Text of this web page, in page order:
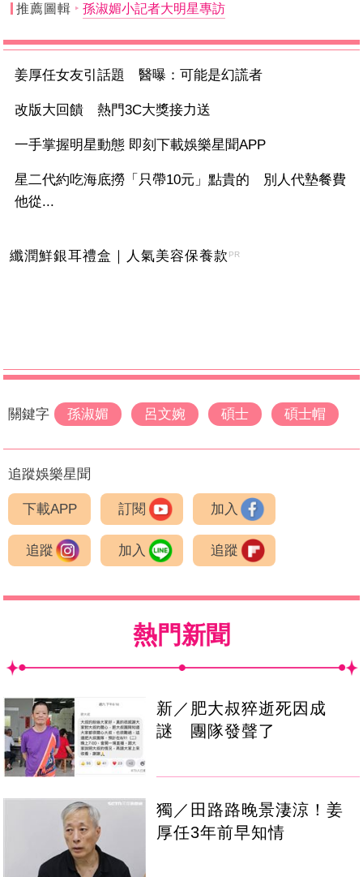
推薦圖輯 孫淑媚小記者大明星專訪
姜厚任女友引話題 醫曝：可能是幻謊者
改版大回饋 熱門3C大獎接力送
一手掌握明星動態 即刻下載娛樂星聞APP
星二代約吃海底撈「只帶10元」點貴的 別人代墊餐費
他從...
纖潤鮮銀耳禮盒｜人氣美容保養款 PR
關鍵字 孫淑媚 呂文婉 碩士 碩士帽
追蹤娛樂星聞
下載APP 訂閱 加入
追蹤 加入 追蹤
熱門新聞
新／肥大叔猝逝死因成
謎 團隊發聲了
獨／田路路晚景淒涼！姜
厚任3年前早知情